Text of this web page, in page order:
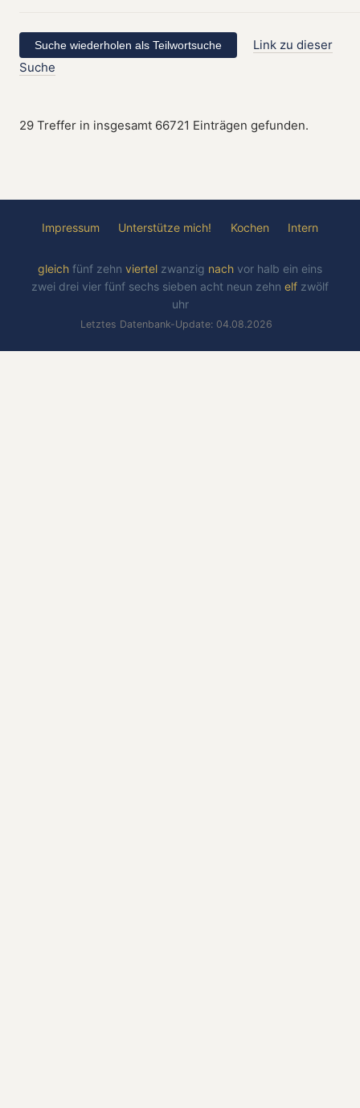
Link zu dieser
Suche
29 Treffer in insgesamt 66721 Einträgen gefunden.
Impressum Unterstütze mich! Kochen Intern
gleich fünf zehn viertel zwanzig nach vor halb ein eins
zwei drei vier fünf sechs sieben acht neun zehn elf zwölf
uhr
Letztes Datenbank-Update: 04.08.2026